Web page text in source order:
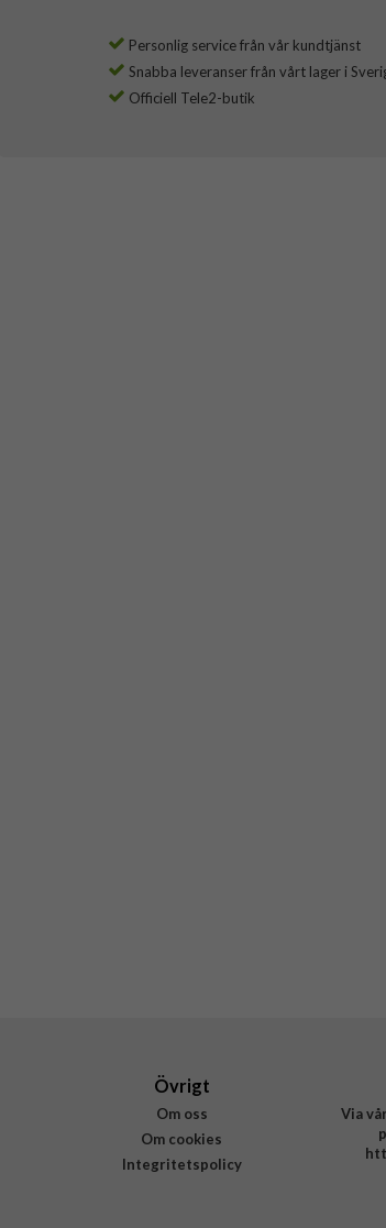
Personlig service från vår kundtjänst
Snabba leveranser från vårt lager i
Officiell Tele2-butik
Övrigt
Om oss
Om cookies
Integritetspolicy
Via